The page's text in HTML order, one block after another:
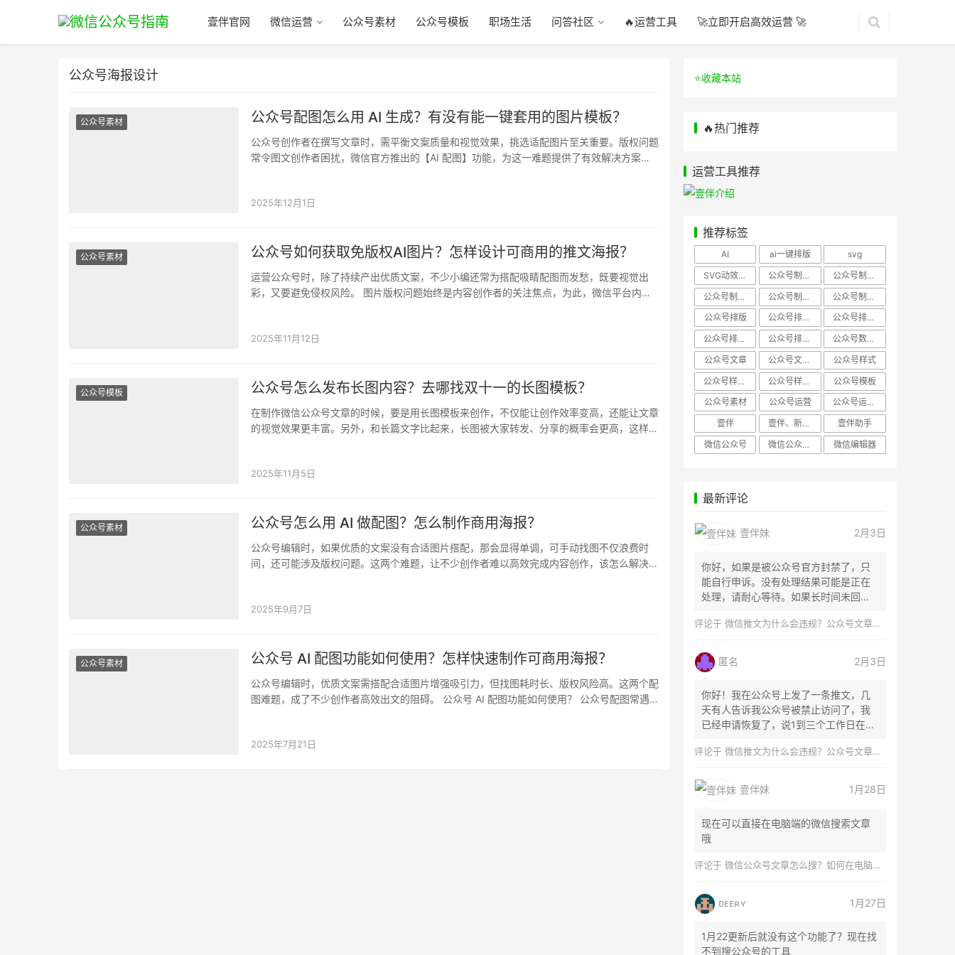
壹伴官网 微信运营 公众号素材 公众号模板 职场生活 问答社区 🔥运营工具 🚀立即开启高效运营 🚀
公众号海报设计
公众号素材 公众号配图怎么用 AI 生成？有没有能一键套用的图片模板？
公众号创作者在撰写文章时，需平衡文案质量和视觉效果，挑选适配图片至关重要。版权问题
常令图文创作者困扰，微信官方推出的【AI 配图】功能，为这一难题提供了有效解决方案。
2025年12月1日
公众号素材 公众号如何获取免版权AI图片？怎样设计可商用的推文海报？
运营公众号时，除了持续产出优质文案，不少小编还常为搭配吸睛配图而发愁，既要视觉出
彩，又要避免侵权风险。 图片版权问题始终是内容创作者的关注焦点，为此，微信平台内置
2025年11月12日
公众号模板 公众号怎么发布长图内容？去哪找双十一的长图模板？
在制作微信公众号文章的时候，要是用长图模板来创作，不仅能让创作效率变高，还能让文章
的视觉效果更丰富。另外，和长篇文字比起来，长图被大家转发、分享的概率会更高，这样一
2025年11月5日
公众号素材 公众号怎么用 AI 做配图？怎么制作商用海报？
公众号编辑时，如果优质的文案没有合适图片搭配，那会显得单调，可手动找图不仅浪费时
间，还可能涉及版权问题。这两个难题，让不少创作者难以高效完成内容创作，该怎么解决
2025年9月7日
公众号素材 公众号 AI 配图功能如何使用？怎样快速制作可商用海报？
公众号编辑时，优质文案需搭配合适图片增强吸引力，但找图耗时长、版权风险高。这两个配
图难题，成了不少创作者高效出文的阻碍。 公众号 AI 配图功能如何使用？ 公众号配图常遇
2025年7月21日
⭐️收藏本站
🔥热门推荐
运营工具推荐
推荐标签
AI ai一键排版
svg
SVG动效样式
公众号制作、公众号排版
公众号制作、公众号模板
公众号制作、微信编辑器
公众号制作，公众号排版
公众号制作，公众号排版、微信编辑器
公众号排版
公众号排版，公众号模板
公众号排版，公众号素材
公众号排版，微信编辑器
公众号排版，排版样式
公众号数据分析
公众号文章
公众号文章、公众号运营
公众号样式
公众号样式，微信公众号排版
公众号样式，微信编辑器
公众号模板
公众号素材
公众号运营
公众号运营，公众号编辑器
壹伴
壹伴、新媒体运营
壹伴助手
微信公众号
微信公众号，样式模板、公众号样式 微信编辑器
最新评论
壹伴妹 2月3日
你好，如果是被公众号官方封禁了，只
能自行申诉。没有处理结果可能是正在
处理，请耐心等待。如果长时间未回
评论于 微信推文为什么会违规？公众号文章怎么检测是否违规？
匿名 2月3日
你好！我在公众号上发了一条推文，几
天有人告诉我公众号被禁止访问了，我
已经申请恢复了，说1到三个工作日在微
评论于 微信推文为什么会违规？公众号文章怎么检测是否违规？
壹伴妹 1月28日
现在可以直接在电脑端的微信搜索文章
哦
评论于 微信公众号文章怎么搜？如何在电脑上搜索公众号文章？
ᴅᴇᴇʀʏ 1月27日
1月22更新后就没有这个功能了？现在找
不到搜公众号的工具